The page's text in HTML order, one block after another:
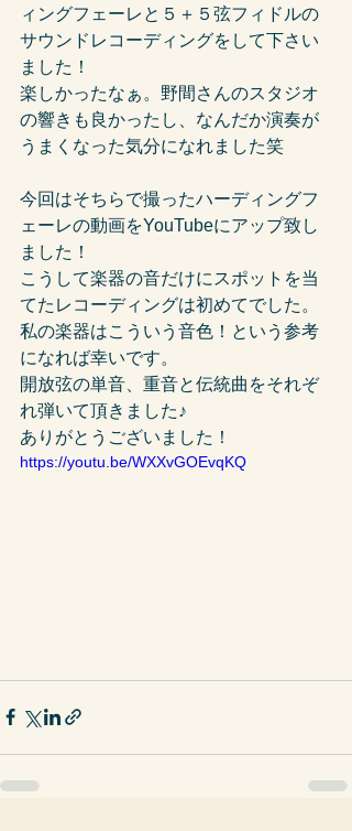
ィングフェーレと５＋５弦フィドルの
サウンドレコーディングをして下さい
ました！
楽しかったなぁ。野間さんのスタジオ
の響きも良かったし、なんだか演奏が
うまくなった気分になれました笑
今回はそちらで撮ったハーディングフ
ェーレの動画をYouTubeにアップ致し
ました！
こうして楽器の音だけにスポットを当
てたレコーディングは初めてでした。
私の楽器はこういう音色！という参考
になれば幸いです。
開放弦の単音、重音と伝統曲をそれぞ
れ弾いて頂きました♪
ありがとうございました！
https://youtu.be/WXXvGOEvqKQ